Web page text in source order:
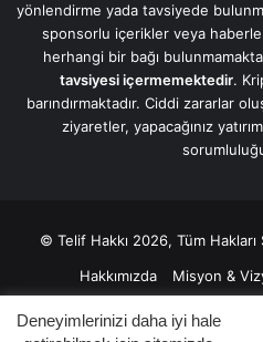
yönlendirme yada tavsiyede
sponsorlu içerikler veya
herhangi bir bağı
tavsiyesi içermemektedir.
barındırmaktadır. Ciddi zararlar
ziyaretler, yapacağınız
© Telif Hakkı 2026, Tüm Hakları
Hakkımızda
Misyon &
Üyelik Sözleşmesi
Gizlilik
Deneyimlerinizi daha iyi hale